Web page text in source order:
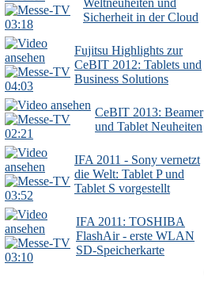
03:18
Weltneuheiten und
Sicherheit in der Cloud
04:03
Fujitsu Highlights zur
CeBIT 2012: Tablets und
Business Solutions
02:21
CeBIT 2013: Beamer
und Tablet Neuheiten
03:52
IFA 2011 - Sony vernetzt
die Welt: Tablet P und
Tablet S vorgestellt
03:10
IFA 2011: TOSHIBA
FlashAir - erste WLAN
SD-Speicherkarte